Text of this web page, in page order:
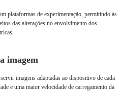
plataformas de experimentação, permitindo às
das alterações no envolvimento dos
imagem
imagens adaptadas ao dispositivo de cada
e uma maior velocidade de carregamento da